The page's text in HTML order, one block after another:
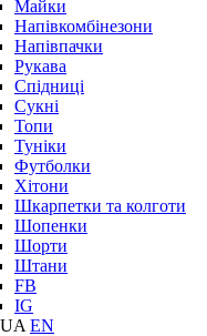
Майки
Напівкомбінезони
Напівпачки
Рукава
Спідниці
Сукні
Топи
Туніки
Футболки
Хітони
Шкарпетки та колготи
Шопенки
Шорти
Штани
FB
IG
UA EN